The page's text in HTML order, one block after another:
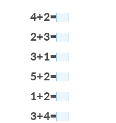
4+2=
2+3=
3+1=
5+2=
1+2=
3+4=